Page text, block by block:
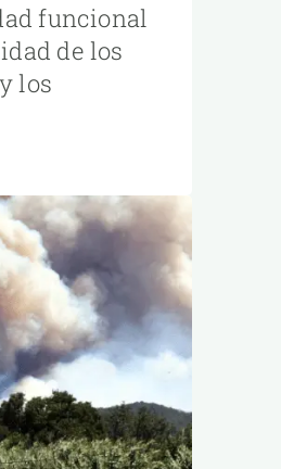
funcional
de los
los